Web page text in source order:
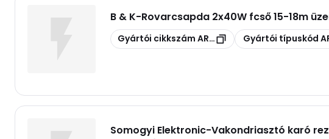
B & K-Rovarcsapda 2x40W fcső 15-18m
Másolás
Gyártói cikkszám ART308BMásolás
Gyártói típuskód
Somogyi Elektronic-Vakondriasztó karó